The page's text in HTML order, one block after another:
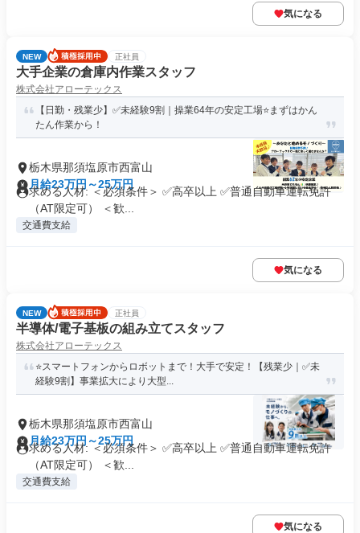
気になる
NEW 正社員
大手企業の倉庫内作業スタッフ
株式会社アローテックス
【日勤・残業少】✅未経験9割｜操業64年の安定工場⭐️まずはかん
たん作業から！
栃木県那須塩原市西富山
月給23万円～25万円
求める人材: ＜必須条件＞ ✅高卒以上 ✅普通自動車運転免許
（AT限定可） ＜歓...
交通費支給
気になる
NEW 正社員
半導体/電子基板の組み立てスタッフ
株式会社アローテックス
⭐️スマートフォンからロボットまで！大手で安定！【残業少｜✅未
経験9割】事業拡大により大型...
栃木県那須塩原市西富山
月給23万円～25万円
求める人材: ＜必須条件＞ ✅高卒以上 ✅普通自動車運転免許
（AT限定可） ＜歓...
交通費支給
気になる